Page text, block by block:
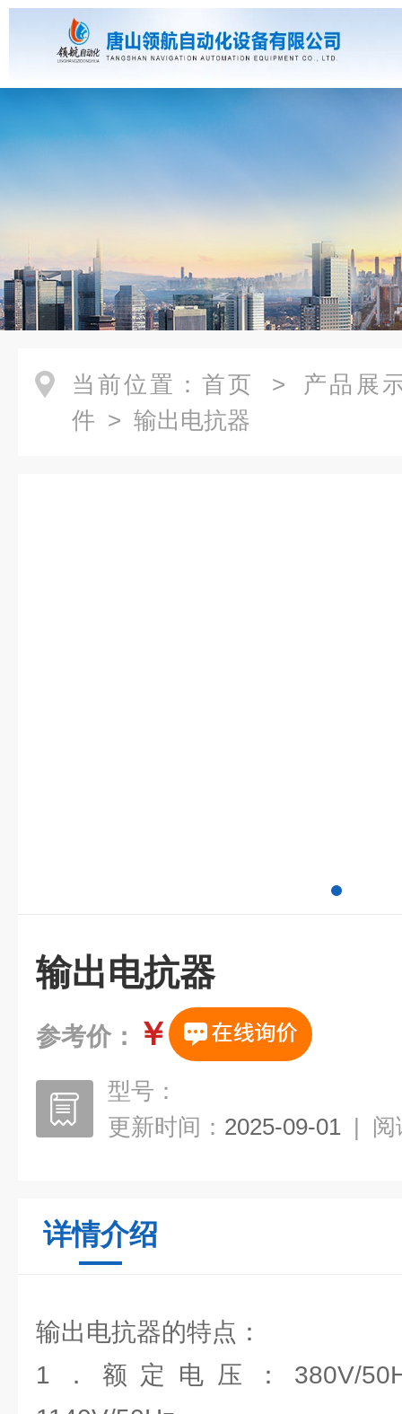
当前位置： 首页 > 产品展
件 > 输出电抗器
输出电抗器
参考价： ￥
型号：
更新时间： 2025-09-01 | 阅
详情介绍
输出电抗器的特点：
1．额定电压：380V/